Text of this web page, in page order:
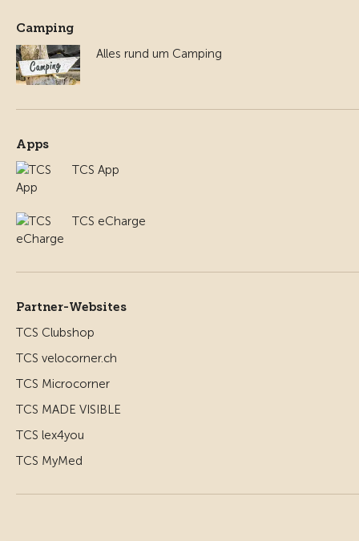
Camping
Alles rund um Camping
Apps
TCS App
TCS eCharge
Partner-Websites
TCS Clubshop
TCS velocorner.ch
TCS Microcorner
TCS MADE VISIBLE
TCS lex4you
TCS MyMed